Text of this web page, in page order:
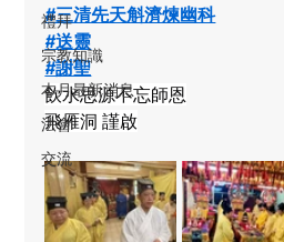
禮拜
宗教知識
本月最新消息
法會
交流
#三清先天斛濟煉幽科
#送靈
#謝聖
飲水思源不忘師恩
飛雁洞 謹啟